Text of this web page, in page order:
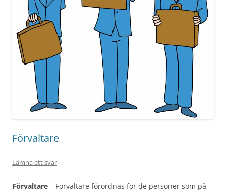
Förvaltare
Lämna ett svar
Förvaltare – Förvaltare förordnas för de personer som på